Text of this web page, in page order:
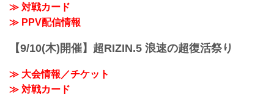
≫ 対戦カード
≫ PPV配信情報
【9/10(木)開催】超RIZIN.5 浪速の超復活祭り
≫ 大会情報／チケット
≫ 対戦カード